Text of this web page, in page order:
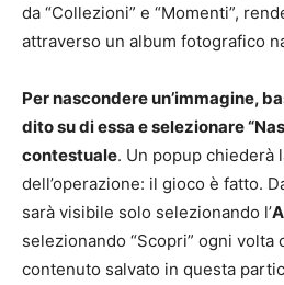
da “Collezioni” e “Momenti”,
attraverso un album fotografico
Per nascondere un’immagine,
dito su di essa e selezionare
contestuale. Un popup chiederà
dell’operazione: il gioco è fatto.
sarà visibile solo selezionando l’
selezionando “Scopri” ogni volta
contenuto salvato in questa